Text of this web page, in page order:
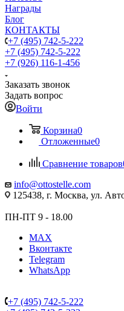
Награды
Блог
КОНТАКТЫ
+7 (495) 742-5-222
+7 (495) 742-5-222
+7 (926) 116-1-456
Заказать звонок
Задать вопрос
Войти
Корзина0
Отложенные0
Сравнение товаров
info@ottostelle.com
125438, г. Москва, ул.
ПН-ПТ 9 - 18.00
MAX
Вконтакте
Telegram
WhatsApp
+7 (495) 742-5-222